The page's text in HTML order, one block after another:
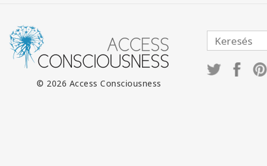
© 2026 Access Consciousness